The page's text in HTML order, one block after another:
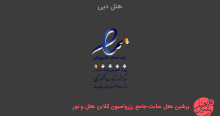
هتل دبی
پرشین هتل سایت جامع رزرواسیون آنلاین هتل و تور